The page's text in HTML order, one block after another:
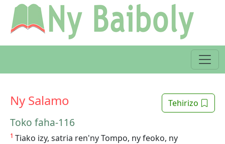
Tehirizo
Ny Salamo
Toko faha-116
1 Tiako izy, satria ren'ny Tompo, ny feoko, ny